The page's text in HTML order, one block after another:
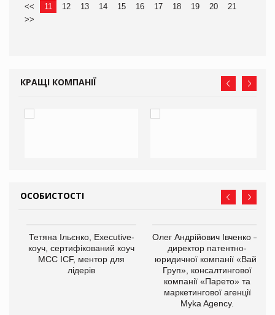
<< 11 12 13 14 15 16 17 18 19 20
21
>>
КРАЩІ КОМПАНІЇ
ОСОБИСТОСТІ
Тетяна Ільєнко, Executive-
коуч, сертифікований коуч
МСС ICF, ментор для
лідерів
Олег Андрійович Івченко —
директор патентно-
юридичної компанії «Вайз
Груп», консалтингової
компанії «Парето» та
маркетингової агенції
Myka Agency.